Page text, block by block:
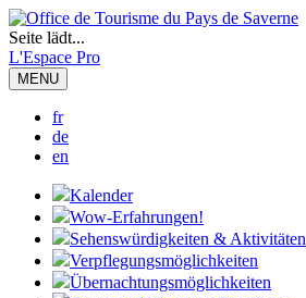
Seite lädt...
L'Espace Pro
MENU
fr
de
en
Kalender
Wow-Erfahrungen!
Sehenswürdigkeiten & Aktivitäten
Verpflegungsmöglichkeiten
Übernachtungsmöglichkeiten